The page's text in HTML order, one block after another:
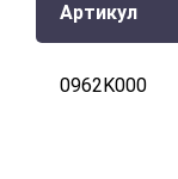
Артикул
0962K000